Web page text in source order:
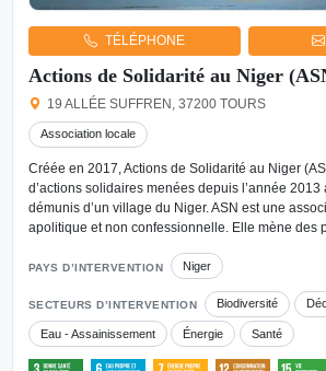
TÉLÉPHONE
Actions de Solidarité au Niger
19 ALLÉE SUFFREN, 37200 TOURS
Association locale
Créée en 2017, Actions de Solidarité au Niger
d’actions solidaires menées depuis l’année
démunis d’un village du Niger. ASN est une
apolitique et non confessionnelle. Elle mène des
PAYS D’INTERVENTION Niger
SECTEURS D’INTERVENTION Biodiversité
Eau - Assainissement Énergie Santé